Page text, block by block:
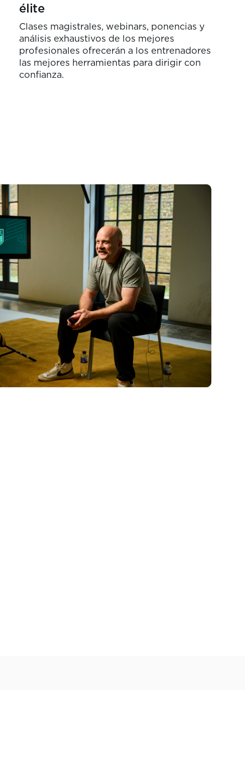
élite
Clases magistrales, webinars, ponencias y
análisis exhaustivos de los mejores
profesionales ofrecerán a los entrenadores
las mejores herramientas para dirigir con
confianza.